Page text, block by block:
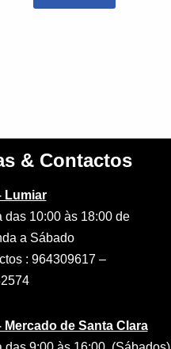
& Contactos
Lumiar
das 10:00 às 18:00 de
a Sábado
: 964309617 –
Mercado de Santa Clara